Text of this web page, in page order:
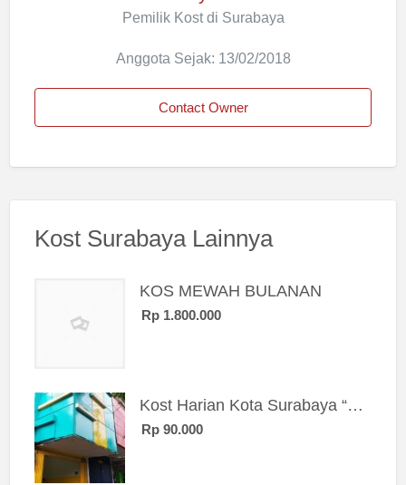
Pemilik Kost di Surabaya
Anggota Sejak: 13/02/2018
Contact Owner
Kost Surabaya Lainnya
KOS MEWAH BULANAN
Rp 1.800.000
Kost Harian Kota Surabaya “Sierra Kost”
Rp 90.000